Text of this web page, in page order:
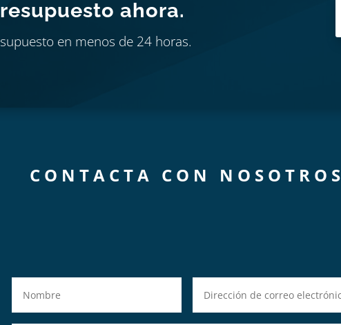
ahora.
en menos de 24 horas.
CONTACTA CON NOSOTROS